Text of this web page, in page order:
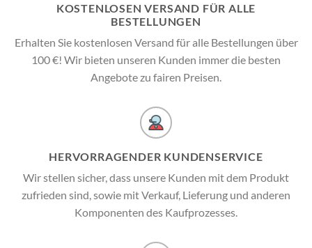
KOSTENLOSEN VERSAND FÜR ALLE
BESTELLUNGEN
Erhalten Sie kostenlosen Versand für alle Bestellungen über
100 €! Wir bieten unseren Kunden immer die besten
Angebote zu fairen Preisen.
HERVORRAGENDER KUNDENSERVICE
Wir stellen sicher, dass unsere Kunden mit dem Produkt
zufrieden sind, sowie mit Verkauf, Lieferung und anderen
Komponenten des Kaufprozesses.